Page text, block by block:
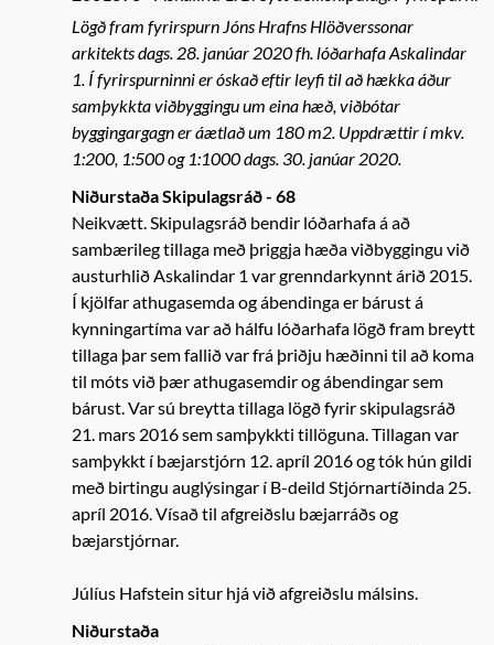
Lögð fram fyrirspurn Jóns Hrafns Hlöðverssonar
arkitekts dags. 28. janúar 2020 fh. lóðarhafa Askalindar
1. Í fyrirspurninni er óskað eftir leyfi til að hækka áður
samþykkta viðbyggingu um eina hæð, viðbótar
byggingargagn er áætlað um 180 m2. Uppdrættir í mkv.
1:200, 1:500 og 1:1000 dags. 30. janúar 2020.
Niðurstaða Skipulagsráð - 68
Neikvætt. Skipulagsráð bendir lóðarhafa á að
sambærileg tillaga með þriggja hæða viðbyggingu við
austurhlið Askalindar 1 var grenndarkynnt árið 2015.
Í kjölfar athugasemda og ábendinga er bárust á
kynningartíma var að hálfu lóðarhafa lögð fram breytt
tillaga þar sem fallið var frá þriðju hæðinni til að koma
til móts við þær athugasemdir og ábendingar sem
bárust. Var sú breytta tillaga lögð fyrir skipulagsráð
21. mars 2016 sem samþykkti tillöguna. Tillagan var
samþykkt í bæjarstjórn 12. apríl 2016 og tók hún gildi
með birtingu auglýsingar í B-deild Stjórnartíðinda 25.
apríl 2016. Vísað til afgreiðslu bæjarráðs og
bæjarstjórnar.
Júlíus Hafstein situr hjá við afgreiðslu málsins.
Niðurstaða